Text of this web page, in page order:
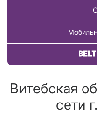
Витебская
сети